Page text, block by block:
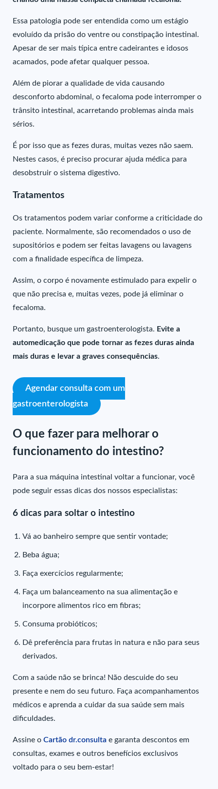
Essa patologia pode ser entendida como um estágio
evoluído da prisão do ventre ou constipação intestinal.
Apesar de ser mais típica entre cadeirantes e idosos
acamados, pode afetar qualquer pessoa.
Além de piorar a qualidade de vida causando
desconforto abdominal, o fecaloma pode interromper o
trânsito intestinal, acarretando problemas ainda mais
sérios.
É por isso que as fezes duras, muitas vezes não saem.
Nestes casos, é preciso procurar ajuda médica para
desobstruir o sistema digestivo.
Tratamentos
Os tratamentos podem variar conforme a criticidade do
paciente. Normalmente, são recomendados o uso de
supositórios e podem ser feitas lavagens ou lavagens
com a finalidade específica de limpeza.
Assim, o corpo é novamente estimulado para expelir o
que não precisa e, muitas vezes, pode já eliminar o
fecaloma.
Portanto, busque um gastroenterologista. Evite a
automedicação que pode tornar as fezes duras ainda
mais duras e levar a graves consequências.
Agendar consulta com um
gastroenterologista
O que fazer para melhorar o
funcionamento do intestino?
Para a sua máquina intestinal voltar a funcionar, você
pode seguir essas dicas dos nossos especialistas:
6 dicas para soltar o intestino
Vá ao banheiro sempre que sentir vontade;
Beba água;
Faça exercícios regularmente;
Faça um balanceamento na sua alimentação e
incorpore alimentos rico em fibras;
Consuma probióticos;
Dê preferência para frutas in natura e não para seus
derivados.
Com a saúde não se brinca! Não descuide do seu
presente e nem do seu futuro. Faça acompanhamentos
médicos e aprenda a cuidar da sua saúde sem mais
dificuldades.
Assine oCartão dr.consulta e garanta descontos em
consultas, exames e outros benefícios exclusivos
voltado para o seu bem-estar!